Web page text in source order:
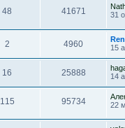
48 41671
31
2 4960
15
16 25888
14
115 95734
22